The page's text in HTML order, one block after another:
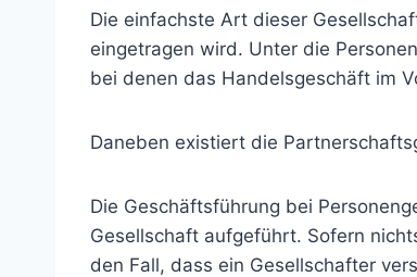
Die einfachste Art dieser
eingetragen wird. Unter die
bei denen das Handelsgeschäft im
Daneben existiert die
Die Geschäftsführung bei
Gesellschaft aufgeführt. Sofern
den Fall, dass ein Gesellschafter